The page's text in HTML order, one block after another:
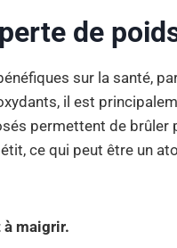
de
sur la santé,
il est
permettent de brûler
ce qui peut être un
maigrir.